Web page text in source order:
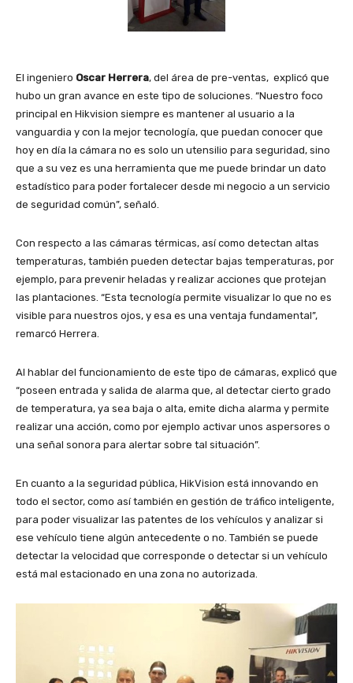
El ingeniero Oscar Herrera, del área de pre-ventas, explicó que
hubo un gran avance en este tipo de soluciones. “Nuestro foco
principal en Hikvision siempre es mantener al usuario a la
vanguardia y con la mejor tecnología, que puedan conocer que
hoy en día la cámara no es solo un utensilio para seguridad, sino
que a su vez es una herramienta que me puede brindar un dato
estadístico para poder fortalecer desde mi negocio a un servicio
de seguridad común”, señaló.
Con respecto a las cámaras térmicas, así como detectan altas
temperaturas, también pueden detectar bajas temperaturas, por
ejemplo, para prevenir heladas y realizar acciones que protejan
las plantaciones. “Esta tecnología permite visualizar lo que no es
visible para nuestros ojos, y esa es una ventaja fundamental”,
remarcó Herrera.
Al hablar del funcionamiento de este tipo de cámaras, explicó que
“poseen entrada y salida de alarma que, al detectar cierto grado
de temperatura, ya sea baja o alta, emite dicha alarma y permite
realizar una acción, como por ejemplo activar unos aspersores o
una señal sonora para alertar sobre tal situación”.
En cuanto a la seguridad pública, HikVision está innovando en
todo el sector, como así también en gestión de tráfico inteligente,
para poder visualizar las patentes de los vehículos y analizar si
ese vehículo tiene algún antecedente o no. También se puede
detectar la velocidad que corresponde o detectar si un vehículo
está mal estacionado en una zona no autorizada.